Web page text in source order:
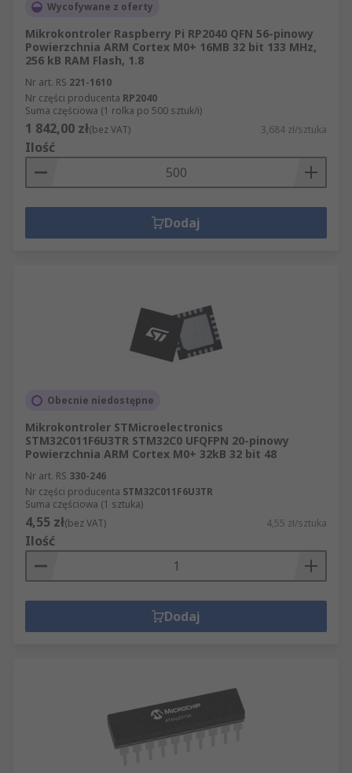
Wycofywane z oferty
Mikrokontroler Raspberry Pi RP2040 QFN 56-pinowy
Powierzchnia ARM Cortex M0+ 16MB 32 bit 133 MHz,
256 kB RAM Flash, 1.8
Nr art. RS 221-1610
Nr części producenta RP2040
Suma częściowa (1 rolka po 500 sztuk/i)
1 842,00 zł(bez VAT) 3,684 zł/sztuka
Ilość
Dodaj
Obecnie niedostępne
Mikrokontroler STMicroelectronics
STM32C011F6U3TR STM32C0 UFQFPN 20-pinowy
Powierzchnia ARM Cortex M0+ 32kB 32 bit 48
Nr art. RS 330-246
Nr części producenta STM32C011F6U3TR
Suma częściowa (1 sztuka)
4,55 zł(bez VAT) 4,55 zł/sztuka
Ilość
Dodaj